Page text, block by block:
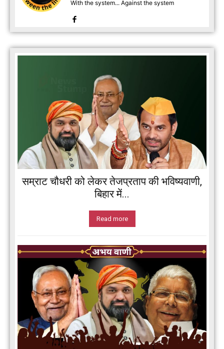
With the system... Against the system
सम्राट चौधरी को लेकर तेजप्रताप की भविष्यवाणी,
बिहार में...
Read more